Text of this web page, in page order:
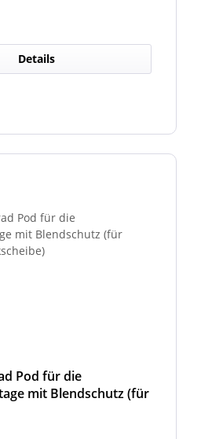
über eine ECE R23
im Geltungsbereich
Details
Pod für die
mit Blendschutz (für